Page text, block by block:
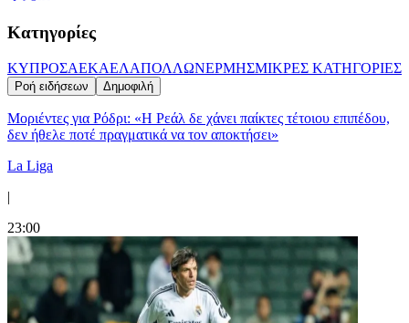
Κατηγορίες
ΚΥΠΡΟΣΑΕΚΑΕΛΑΠΟΛΛΩΝΕΡΜΗΣΜΙΚΡΕΣ ΚΑΤΗΓΟΡΙΕΣ
Ροή ειδήσεων Δημοφιλή
Μοριέντες για Ρόδρι: «Η Ρεάλ δε χάνει παίκτες τέτοιου επιπέδου,
δεν ήθελε ποτέ πραγματικά να τον αποκτήσει»
La Liga
|
23:00